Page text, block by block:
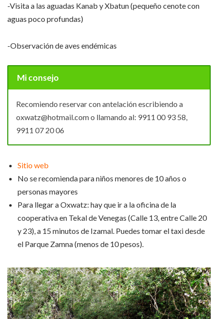
-Visita a las aguadas Kanab y Xbatun (pequeño cenote con
aguas poco profundas)
-Observación de aves endémicas
Mi consejo
Recomiendo reservar con antelación escribiendo a
oxwatz@hotmail.com o llamando al: 9911 00 93 58,
9911 07 20 06
Sitio web
No se recomienda para niños menores de 10 años o
personas mayores
Para llegar a Oxwatz: hay que ir a la oficina de la
cooperativa en Tekal de Venegas (Calle 13, entre Calle 20
y 23), a 15 minutos de Izamal. Puedes tomar el taxi desde
el Parque Zamna (menos de 10 pesos).